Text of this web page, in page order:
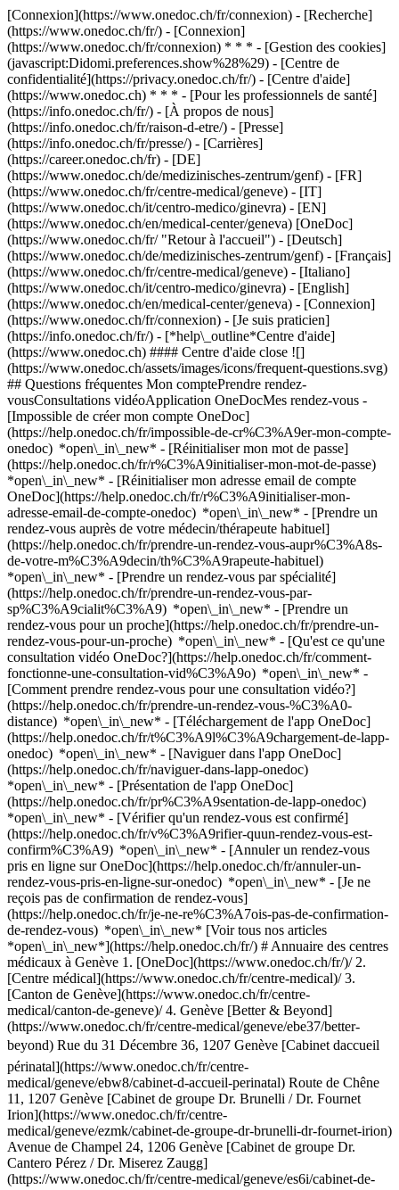
[Connexion](https://www.onedoc.ch/fr/connexion) - [Recherche]
(https://www.onedoc.ch/fr/) - [Connexion]
(https://www.onedoc.ch/fr/connexion) * * * - [Gestion des cookies]
(javascript:Didomi.preferences.show%28%29) - [Centre de
confidentialité](https://privacy.onedoc.ch/fr/) - [Centre d'aide]
(https://www.onedoc.ch) * * * - [Pour les professionnels de santé]
(https://info.onedoc.ch/fr/) - [À propos de nous]
(https://info.onedoc.ch/fr/raison-d-etre/) - [Presse]
(https://info.onedoc.ch/fr/presse/) - [Carrières]
(https://career.onedoc.ch/fr) - [DE]
(https://www.onedoc.ch/de/medizinisches-zentrum/genf) - [FR]
(https://www.onedoc.ch/fr/centre-medical/geneve) - [IT]
(https://www.onedoc.ch/it/centro-medico/ginevra) - [EN]
(https://www.onedoc.ch/en/medical-center/geneva) [OneDoc]
(https://www.onedoc.ch/fr/ "Retour à l'accueil") - [Deutsch]
(https://www.onedoc.ch/de/medizinisches-zentrum/genf) - [Français]
(https://www.onedoc.ch/fr/centre-medical/geneve) - [Italiano]
(https://www.onedoc.ch/it/centro-medico/ginevra) - [English]
(https://www.onedoc.ch/en/medical-center/geneva) - [Connexion]
(https://www.onedoc.ch/fr/connexion) - [Je suis praticien]
(https://info.onedoc.ch/fr/) - [*help\_outline*Centre d'aide]
(https://www.onedoc.ch) #### Centre d'aide close ![]
(https://www.onedoc.ch/assets/images/icons/frequent-questions.svg)
## Questions fréquentes Mon comptePrendre rendez-
vousConsultations vidéoApplication OneDocMes rendez-vous -
[Impossible de créer mon compte OneDoc]
(https://help.onedoc.ch/fr/impossible-de-cr%C3%A9er-mon-compte-
onedoc) *open\_in\_new* - [Réinitialiser mon mot de passe]
(https://help.onedoc.ch/fr/r%C3%A9initialiser-mon-mot-de-passe)
*open\_in\_new* - [Réinitialiser mon adresse email de compte
OneDoc](https://help.onedoc.ch/fr/r%C3%A9initialiser-mon-
adresse-email-de-compte-onedoc) *open\_in\_new* - [Prendre un
rendez-vous auprès de votre médecin/thérapeute habituel]
(https://help.onedoc.ch/fr/prendre-un-rendez-vous-aupr%C3%A8s-
de-votre-m%C3%A9decin/th%C3%A9rapeute-habituel)
*open\_in\_new* - [Prendre un rendez-vous par spécialité]
(https://help.onedoc.ch/fr/prendre-un-rendez-vous-par-
sp%C3%A9cialit%C3%A9) *open\_in\_new* - [Prendre un
rendez-vous pour un proche](https://help.onedoc.ch/fr/prendre-un-
rendez-vous-pour-un-proche) *open\_in\_new* - [Qu'est ce qu'une
consultation vidéo OneDoc?](https://help.onedoc.ch/fr/comment-
fonctionne-une-consultation-vid%C3%A9o) *open\_in\_new* -
[Comment prendre rendez-vous pour une consultation vidéo?]
(https://help.onedoc.ch/fr/prendre-un-rendez-vous-%C3%A0-
distance) *open\_in\_new* - [Téléchargement de l'app OneDoc]
(https://help.onedoc.ch/fr/t%C3%A9l%C3%A9chargement-de-lapp-
onedoc) *open\_in\_new* - [Naviguer dans l'app OneDoc]
(https://help.onedoc.ch/fr/naviguer-dans-lapp-onedoc)
*open\_in\_new* - [Présentation de l'app OneDoc]
(https://help.onedoc.ch/fr/pr%C3%A9sentation-de-lapp-onedoc)
*open\_in\_new* - [Vérifier qu'un rendez-vous est confirmé](https://help.onedoc.ch/fr/v%C3%A9rifier-quun-rendez-vous-est-confirm%C3%A9) *open\_in\_new* - [Annuler un rendez-vous pris en ligne sur OneDoc](https://help.onedoc.ch/fr/annuler-un-rendez-vous-pris-en-ligne-sur-onedoc) *open\_in\_new* - [Je ne reçois pas de confirmation de rendez-vous](https://help.onedoc.ch/fr/je-ne-re%C3%A7ois-pas-de-confirmation-de-rendez-vous) *open\_in\_new* [Voir tous nos articles *open\_in\_new*](https://help.onedoc.ch/fr/) # Annuaire des centres médicaux à Genève 1. [OneDoc](https://www.onedoc.ch/fr/)/ 2. [Centre médical](https://www.onedoc.ch/fr/centre-medical)/ 3. [Canton de Genève](https://www.onedoc.ch/fr/centre-medical/canton-de-geneve)/ 4. Genève [Better & Beyond](https://www.onedoc.ch/fr/centre-medical/geneve/ebe37/better-beyond) Rue du 31 Décembre 36, 1207 Genève [Cabinet daccueil périnatal](https://www.onedoc.ch/fr/centre-medical/geneve/ebw8/cabinet-d-accueil-perinatal) Route de Chêne 11, 1207 Genève [Cabinet de groupe Dr. Brunelli / Dr. Fournet Irion](https://www.onedoc.ch/fr/centre-medical/geneve/ezmk/cabinet-de-groupe-dr-brunelli-dr-fournet-irion) Avenue de Champel 24, 1206 Genève [Cabinet de groupe Dr. Cantero Pérez / Dr. Miserez Zaugg](https://www.onedoc.ch/fr/centre-medical/geneve/es6i/cabinet-de-groupe-dr-cantero-perez-dr-miserez-zaugg) Chemin de Beau-Soleil 22, 1206 Genève [Cabinet de groupe Dr. Mossaz / Dr. Ricou](https://www.onedoc.ch/fr/centre-medical/geneve/etk8/cabinet-de-groupe-dr-mossaz-dr-ricou) Chemin de Beau-Soleil 12, 1206 Genève [Cabinet de groupe Dr. Munier / Dr. Weber](https://www.onedoc.ch/fr/centre-medical/geneve/ezqw/cabinet-de-groupe-dr-munier-dr-weber) Chemin de Beau-Soleil 22, 1206 Genève [Cabinet de groupe Dr. Schils / Dr. Tochon](https://www.onedoc.ch/fr/centre-medical/geneve/ezrd/cabinet-de-groupe-dr-schils-dr-tochon) Chemin de Beau-Soleil 12, 1206 Genève [Cabinet de groupe Rue des Deux-Ponts 20 Genève](https://www.onedoc.ch/fr/centre-medical/geneve/es71/cabinet-de-groupe-rue-des-deux-ponts-20-geneve) Rue des Deux-Ponts 20, 1205 Genève [Cabinet de Rive](https://www.onedoc.ch/fr/centre-medical/geneve/eqdv/cabinet-de-rive) Boulevard Helvétique 26, 1207 Genève [Cabinet Dr. Liengme Nicolas](https://www.onedoc.ch/fr/centre-medical/geneve/ebxq/cabinet-dr-liengme-nicolas) Avenue Blanc 49, 1202 Genève [Cabinet Dr méd. Isabelle Daeniker](https://www.onedoc.ch/fr/centre-medical/geneve/ezm6/cabinet-dr-med-isabelle-daeniker) Avenue de Champel 24, 1206 Genève [Cabinet Dr Valérie Uldry et Dr Muriel Candolfi](https://www.onedoc.ch/fr/centre-medical/geneve/emw/cabinet-dr-valerie-uldry-et-dr-muriel-candolfi) Boulevard de Saint-Georges 72, 1205 Genève [Cabinet Médical du Corbusier](https://www.onedoc.ch/fr/centre-medical/geneve/ezmq/cabinet-medical-du-corbusier) Rue Le-Corbusier 18, 1208 Genève [Centre Médical Croix d'Or](https://www.onedoc.ch/fr/centre-medical/geneve/ebae1/centre-medical-croix-d-or) Rue de la Croix-d'Or 7, 1204 Genève [Centre de Chirurgie de la Hanche et du Genou - Villa Fleurie](https://www.onedoc.ch/fr/centre-medical/geneve/ep3v/centre-de-chirurgie-de-la-hanche-et-du-genou-villa-fleurie) Chemin Thury 7b, 1206 Genève [Centre de l'Oeil - Chantepoulet](https://www.onedoc.ch/fr/centre-medical/geneve/ebe06/centre-de-l-oeil-chantepoulet) Rue de Chantepoulet 10, 1201 Genève [Centre de l'Oeil - Jonction](https://www.onedoc.ch/fr/centre-medical/geneve/ebe07/centre-de-l-oeil-jonction) Rue des Deux-Ponts 12, 1205 Genève [Centre de l'Oeil - Malagnou](https://www.onedoc.ch/fr/centre-medical/geneve/ebe08/centre-de-l-oeil-malagnou) Rue Adrien-Lachenal 26, 1207 Genève [Centre de l'Oeil - Plainpalais](https://www.onedoc.ch/fr/centre-medical/geneve/ebe09/centre-de-l-oeil-plainpalais) Rue de Carouge 24, 1205 Genève [Centre de l'Oeil Servette](https://www.onedoc.ch/fr/centre-medical/geneve/ebe1a/centre-de-l-oeil-servette) Rue de la Servette 61, 1202 Genève [Centre de Médecine Interne et ses Spécialités - CMIS](https://www.onedoc.ch/fr/centre-medical/geneve/eqht/centre-de-medecine-interne-et-ses-specialites-cmis) Avenue de la Roseraie 76A, 1205 Genève [Centre de pédiatrie Eaux-Vives Gare](https://www.onedoc.ch/fr/centre-medical/geneve/eba93/centre-de-pediatrie-eaux-vives-gare) Avenue de la Gare des Eaux-Vives 33, 1207 Genève [Centre d'oncologie des Eaux-Vives](https://www.onedoc.ch/fr/centre-medical/geneve/es59/centre-d-oncologie-des-eaux-vives) Rue Maunoir 26, 1207 Genève [Centre médical 21](https://www.onedoc.ch/fr/centre-medical/geneve/es9v/centre-medical-21) Rue de Chantepoulet 21, 1201 Genève [Centre Médical Archimed Champel](https://www.onedoc.ch/fr/centre-medical/geneve/ebctv/centre-medical-archimed-champel) Rue Michel-Servet 12, 1206 Genève [Centre Médical Archimed Nations](https://www.onedoc.ch/fr/centre-medical/geneve/e70q/centre-medical-archimed-nations) La Voie-Creuse 16, 1202 Genève [Centre Médical de la Jonction](https://www.onedoc.ch/fr/centre-medical/geneve/epyg/centre-medical-de-la-jonction) Rue des Deux-Ponts 12, 1205 Genève [Centre médical de la Jonction](https://www.onedoc.ch/fr/centre-medical/geneve/etnx/centre-medical-de-la-jonction) Rue des Deux-Ponts 12, 1205 Genève [Centre Médical de Plainpalais](https://www.onedoc.ch/fr/centre-medical/geneve/ei0z/centre-medical-de-plainpalais) Rue de Carouge 24, 1205 Genève [Centre médical de Rive](https://www.onedoc.ch/fr/centre-medical/geneve/eyl/centre-medical-de-rive) Rue d'Italie 11, 1204 Genève [Centre Médical des Charmilles](https://www.onedoc.ch/fr/centre-medical/geneve/es7h/centre-medical-des-charmilles) Rue de Lyon 91, 1203 Genève [Centre Médical du Léman](https://www.onedoc.ch/fr/centre-medical/geneve/ebbzm/centre-medical-du-leman) Rue Docteur-Alfred-Vincent 17, 1201 Genève [Centre Médical Eaux-Vives - Gare](https://www.onedoc.ch/fr/centre-medical/geneve/ebej4/centre-medical-eaux-vives-gare) Avenue de la Gare des Eaux-Vives 3, 1207 Genève [Centre Médical Eaux-Vives Gare - Garde adultes](https://www.onedoc.ch/fr/centre-medical/geneve/ebej7/centre-medical-eaux-vives-gare-garde-adultes) Avenue de la Gare des Eaux-Vives 3, 1207 Genève [Centre Médical Eaux-Vives - Nant](https://www.onedoc.ch/fr/centre-medical/geneve/ebej6/centre-medical-eaux-vives-nant) Rue du Nant 6, 1207 Genève [Centre Médical Florissant](https://www.onedoc.ch/fr/centre-medical/geneve/etl0/centre-medical-florissant) Route de Florissant 70, 1206 Genève [Centre Médical Tranchées Florissant](https://www.onedoc.ch/fr/centre-medical/geneve/ep1o/centre-medical-tranchees-florissant) Route de Florissant 1, 1206 Genève [Centre Médico-Chirurgical](https://www.onedoc.ch/fr/centre-medical/geneve/es8m/centre-medico-chirurgical) Rue de Vermont 9A, 1202 Genève [Centre Médico-Chirurgical de Cornavin](https://www.onedoc.ch/fr/centre-medical/geneve/ebw6/centre-medico-chirurgical-de-cornavin) Rue du Jura 1, 1201 Genève [Centre médico-chirurgical des Eaux-Vives](https://www.onedoc.ch/fr/centre-medical/geneve/ezy/centre-medico-chirurgical-des-eaux-vives) Avenue de la Gare-des- Eaux-Vives 3, 1207 Genève [Centre Ophtalmologique Gare Cornavin](https://www.onedoc.ch/fr/centre-medical/geneve/e19j/centre-ophtalmologique-gare-cornavin) Place de Cornavin 7, 1201 Genève [Centre Ophtalmologique, Rive](https://www.onedoc.ch/fr/centre-medical/geneve/ebde/centre-ophtalmologique-rive) Rue Pierre-Fatio 15, 1204 Genève [Clinique de la Main - Genève](https://www.onedoc.ch/fr/centre-medical/geneve/eqjt/clinique-de-la-main-geneve) Rue des Bains 35, 1205 Genève [Clinique du Seujet - Dermatologie](https://www.onedoc.ch/fr/centre-medical/geneve/ebxo/clinique-du-seujet-dermatologie) Quai du Seujet 14, 1201 Genève [CrosMed](https://www.onedoc.ch/fr/centre-medical/geneve/ezqo/crosmed) Avenue Jules-Crosnier 6, 1206 Genève [Cabinet Médical de l'Amandolier](https://www.onedoc.ch/fr/centre-medical/geneve/es7n/cabinet-medical-de-l-amandolier) Route de Chêne 34, 1208 Genève [DIP Office médico-pédagogique](https://www.onedoc.ch/fr/centre-medical/geneve/ebxu/dip-office-medico-pedagogique) Rue David-Dufour 1, 1205 Genève [ECO Audition](https://www.onedoc.ch/fr/centre-medical/geneve/ebej/eco-audition) Rue de Lyon 89, 1203 Genève [Espace Périnatalité et Famille](https://www.onedoc.ch/fr/centre-medical/geneve/ebxk/espace-perinatalite-et-famille) Chemin Edouard-Tavan 5, 1206 Genève [GENEVA MEDERI CLINIC](https://www.onedoc.ch/fr/centre-medical/geneve/ebxi/geneva-mederi-clinic) Avenue de Champel 81, 1206 Genève [Groupe Médical de Champel SA](https://www.onedoc.ch/fr/centre-medical/geneve/ebxf/groupe-medical-de-champel-sa) Avenue de Miremont 39, 1206 Genève [Groupe médical du Petit Saconnex SA](https://www.onedoc.ch/fr/centre-medical/geneve/erv/groupe-medical-du-petit-saconnex-sa) Chemin Moïse-Duboule 55, 1209 Genève [GynEva-Women's Clinic](https://www.onedoc.ch/fr/centre-medical/geneve/ebevd/gyneva-women-s-clinic) Rue du Rhône 50, 1204 Genève [Helvetic Care Champel-Malagnou](https://www.onedoc.ch/fr/centre-medical/geneve/etad/helvetic-care-champel-malagnou) Avenue Calas 1, 1206 Genève [Les Psy Réunis - Champel](https://www.onedoc.ch/fr/centre-medical/geneve/ebek3/les-psy-reunis-champel) Avenue de Champel 6, 1206 Genève [Les Psy Réunis - Muzy](https://www.onedoc.ch/fr/centre-medical/geneve/ebek4/les-psy-reunis-muzy) Rue Muzy 10, 1207 Genève [Les Psy Réunis - Pécolat](https://www.onedoc.ch/fr/centre-medical/geneve/ebek5/les-psy-reunis-pecolat) Rue Pécolat 1, 1201 Genève [Les Psy Réunis - Rousseau - International](https://www.onedoc.ch/fr/centre-medical/geneve/ebdzl/les-psy-reunis-rousseau-international) Rue Rousseau 30, 1201 Genève [Magellan - Centre de Psychothérapie de Varembé](https://www.onedoc.ch/fr/centre-medical/geneve/e3z/magellan-centre-de-psychotherapie-de-varembe) Rue de Vermont 37, 1202 Genève [Magellan - Centre Médical Charmilles](https://www.onedoc.ch/fr/centre-medical/geneve/epy4/magellan-centre-medical-cha